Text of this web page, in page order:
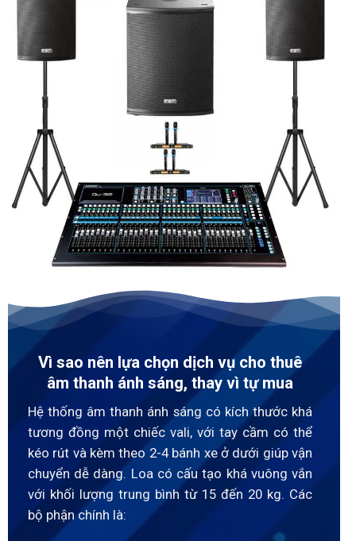
Vì sao nên lựa chọn dịch vụ cho thuê
âm thanh ánh sáng, thay vì tự mua
Hệ thống âm thanh ánh sáng có kích thước khá
tương đồng một chiếc vali, với tay cầm có thể
kéo rút và kèm theo 2-4 bánh xe ở dưới giúp vận
chuyển dễ dàng. Loa có cấu tạo khá vuông vắn
với khối lượng trung bình từ 15 đến 20 kg. Các
bộ phận chính là: